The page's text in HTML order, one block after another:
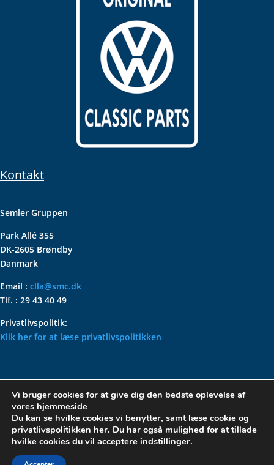
Kontakt
Semler Gruppen
Park Allé 355
DK-2605 Brøndby
Danmark
Email : clla@smc.dk
Tlf. : 29 43 40 49
Privatlivspolitik:
Klik her for at læse privatlivspolitikken
VOLKSWAGEN CLASSIC
PARTS – HOLDER DIN
KLASSISKE VOLKSWAGEN I
TOPFORM
Vi bruger cookies for at give dig den bedste oplevelse af
vores hjemmeside
Du kan se hvilke cookies vi benytter, samt læse cookie og
privatlivspolitikken her. Du har også mulighed for at tillade
hvilke cookies du vil acceptere indstillinger.